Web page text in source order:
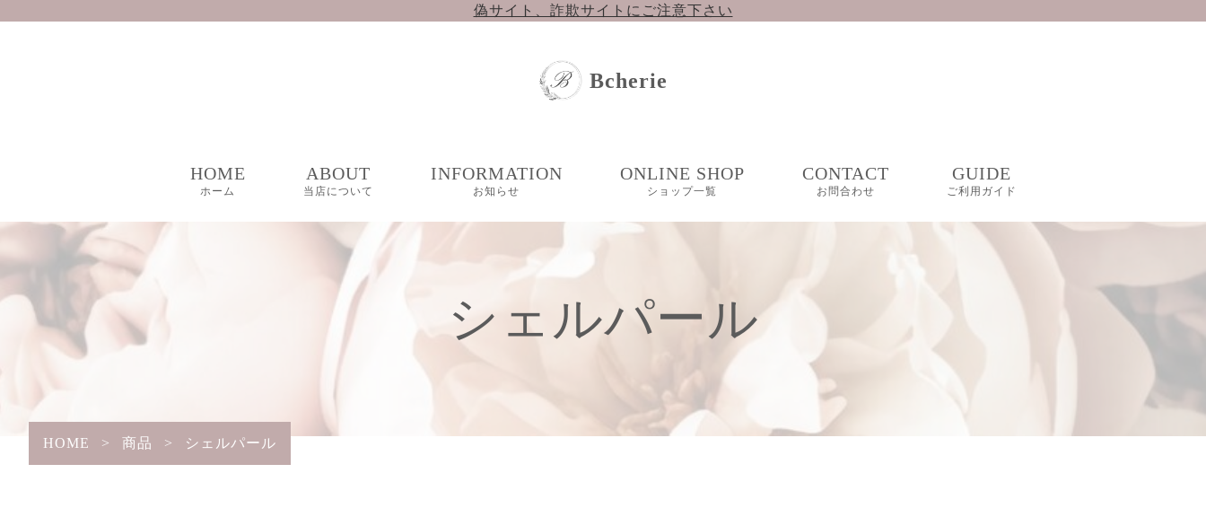
偽サイト、詐欺サイトにご注意下さい
Bcherie
HOME
ホーム
ABOUT
当店について
私たちの想い
INFORMATION
お知らせ
ONLINE SHOP
ショップ一覧
BASE（準備中）
CONTACT
お問合わせ
GUIDE
ご利用ガイド
シェルパール
HOME > 商品 > シェルパール